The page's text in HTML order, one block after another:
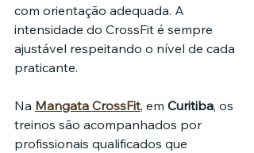
com orientação adequada. A
intensidade do CrossFit é sempre
ajustável respeitando o nível de cada
praticante.
Na Mangata CrossFit, em Curitiba, os
treinos são acompanhados por
profissionais qualificados que